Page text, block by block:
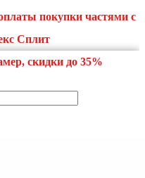
покупки частями с
Сплит
скидки до 35%